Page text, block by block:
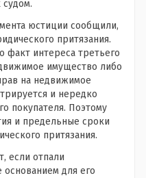
юстиции сообщили,
притязания.
факт интереса третьего
имущество либо
на недвижимое
и нередко
покупателя. Поэтому
и предельные сроки
притязания.
если отпали
для его